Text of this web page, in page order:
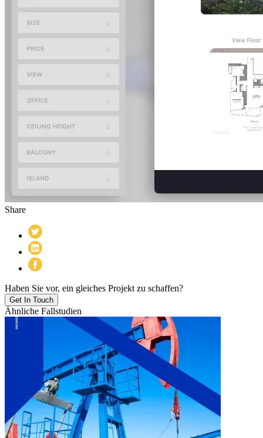
Share
Haben Sie vor, ein gleiches Projekt zu schaffen?
Get In Touch
Ähnliche Fallstudien